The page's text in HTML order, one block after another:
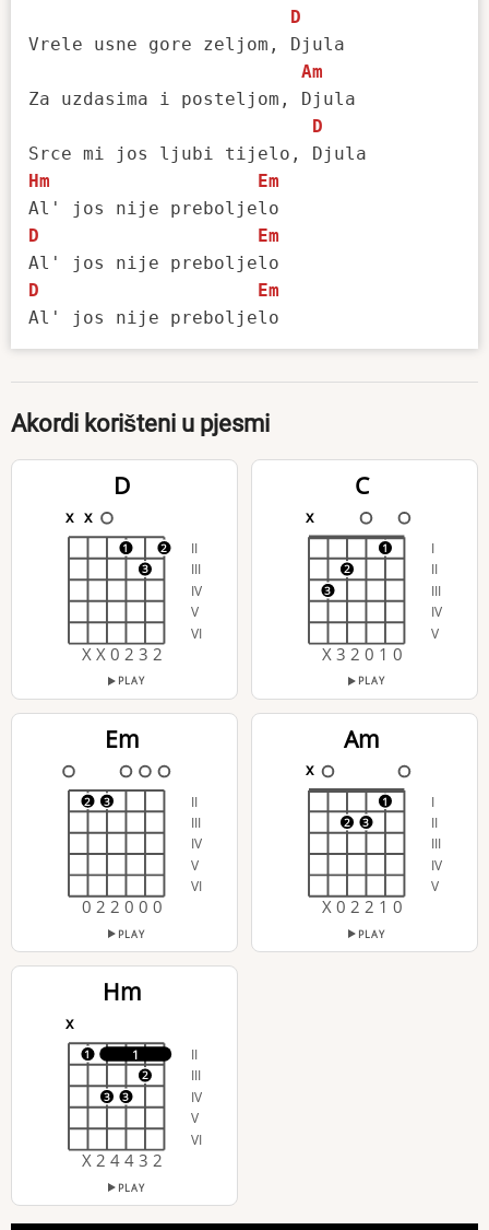
D
Vrele usne gore zeljom, Djula
Am
Za uzdasima i posteljom, Djula
D
Hm
Em
D
Em
D
Em
Akordi korišteni u pjesmi
D
x x
II
III
IV
V
VI
1
3
2
X X 0 2 3 2
PLAY
C
x
I
II
III
IV
V
3
2
1
X 3 2 0 1 0
PLAY
Em
II
III
IV
V
VI
2 3
0 2 2 0 0 0
PLAY
Am
x
I
II
III
IV
V
2 3
1
X 0 2 2 1 0
PLAY
Hm
x
II
III
IV
V
VI
1
1
3 3
2
X 2 4 4 3 2
PLAY